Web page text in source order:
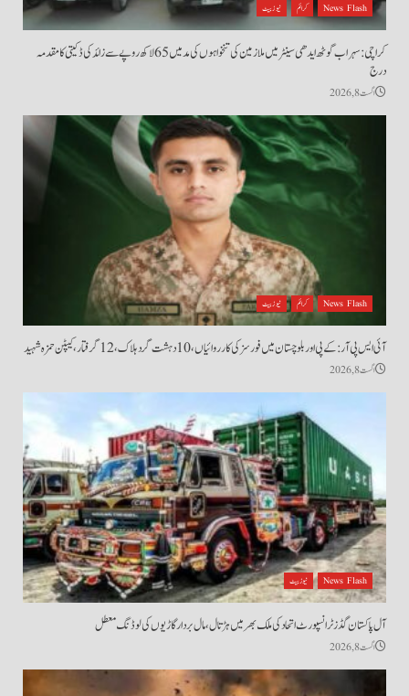
News Flash کرائم نیوز بیٹ
کراچی: سہراب گوٹھ ایدھی سینٹر میں ملازمین کی تنخواہوں کی مد میں 65 لاکھ روپے سے زائد کی ڈکیتی کا مقدمہ
درج
اگست 8, 2026
News Flash کرائم نیوز بیٹ
آئی ایس پی آر: کے پی اور بلوچستان میں فورسز کی کارروائیاں، 10 دہشت گرد ہلاک، 12 گرفتار، کیپٹن حمزہ شہید
اگست 8, 2026
News Flash نیوز بیٹ
آل پاکستان گڈز ٹرانسپورٹ اتحاد کی ملک بھر میں ہڑتال،مال بردار گاڑیوں کی لوڈنگ معطل
اگست 8, 2026